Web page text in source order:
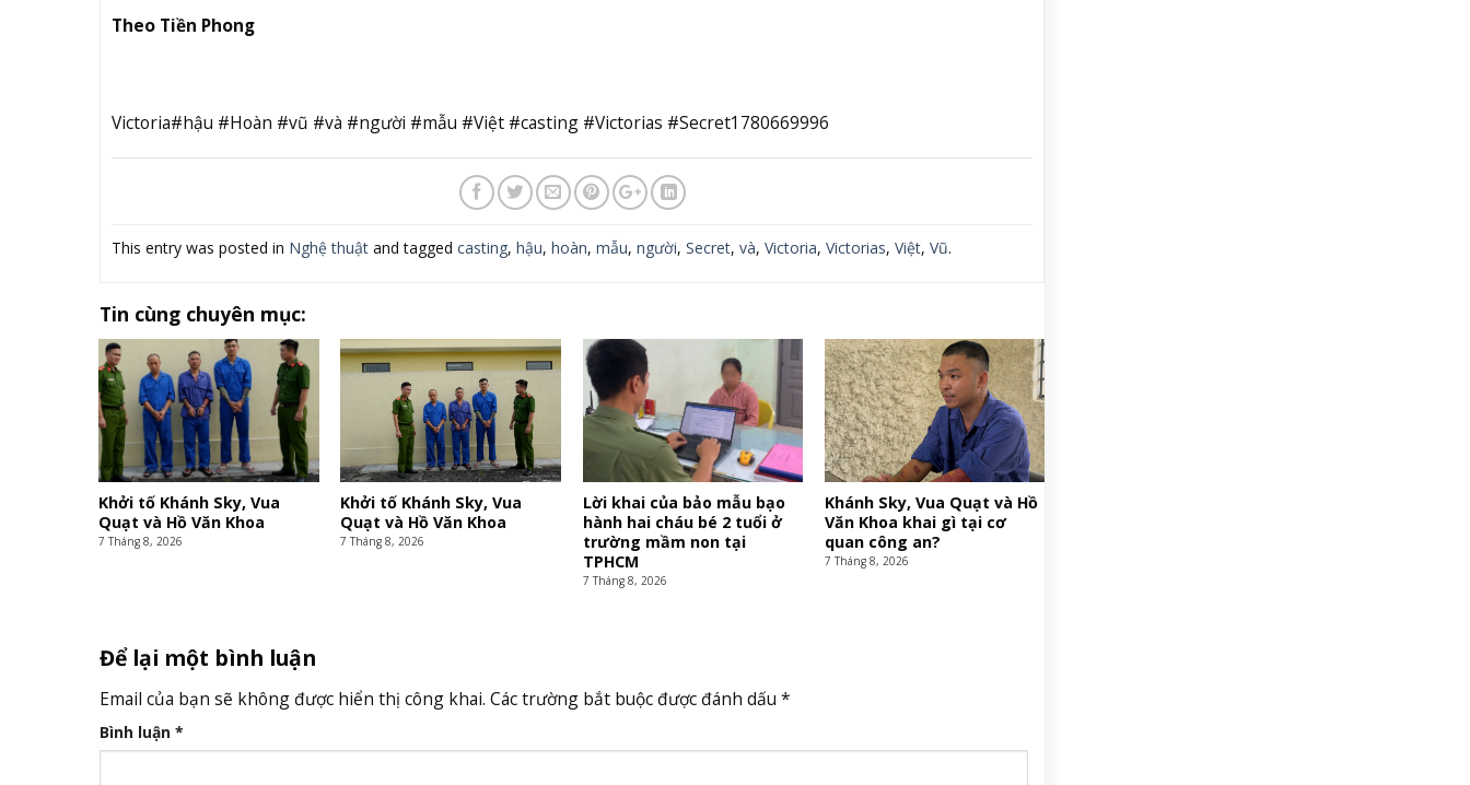
Theo Tiền Phong
Victoria#hậu #Hoàn #vũ #và #người #mẫu #Việt #casting #Victorias #Secret1780669996
This entry was posted in Nghệ thuậtand tagged casting, hậu, hoàn, mẫu, người, Secret, và, Victoria, Victorias, Việt, Vũ.
Tin cùng chuyên mục:
Khởi tố Khánh Sky, Vua
Quạt và Hồ Văn Khoa
7 Tháng 8, 2026
Khởi tố Khánh Sky, Vua
Quạt và Hồ Văn Khoa
7 Tháng 8, 2026
Lời khai của bảo mẫu bạo
hành hai cháu bé 2 tuổi ở
trường mầm non tại
TPHCM
7 Tháng 8, 2026
Khánh Sky, Vua Quạt và Hồ
Văn Khoa khai gì tại cơ
quan công an?
7 Tháng 8, 2026
Để lại một bình luận
Email của bạn sẽ không được hiển thị công khai. Các trường bắt buộc được đánh dấu *
Bình luận *